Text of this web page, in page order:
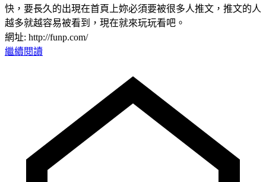
快，要長久的出現在首頁上妳必須要被很多人推文，推文的人
越多就越容易被看到，現在就來玩玩看吧。
網址: http://funp.com/
繼續閱讀